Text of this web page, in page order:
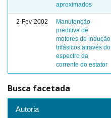
aproximados
2-Fev-2002
Manutenção
preditiva de
motores de indução
trifásicos através do
espectro da
corrente do estator
Busca facetada
Autoria